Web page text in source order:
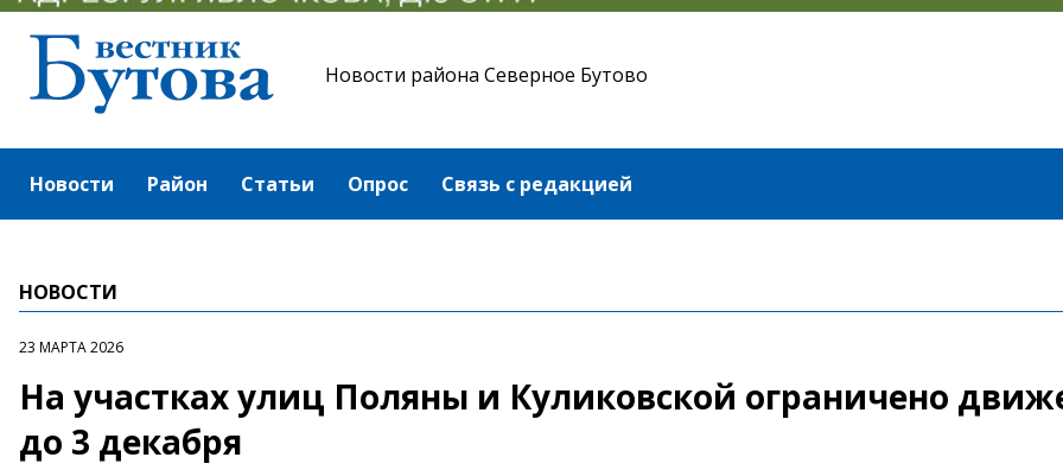
Новости района Северное Бутово
Новости Район Статьи Опрос Связь с редакцией
НОВОСТИ
23 МАРТА 2026
На участках улиц Поляны и Куликовской ограничено
до 3 декабря